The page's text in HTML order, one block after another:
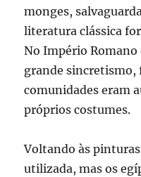
monges,
literatura clássica
No Império Romano
grande sincretismo,
comunidades eram
próprios costumes.
Voltando às
utilizada, mas os